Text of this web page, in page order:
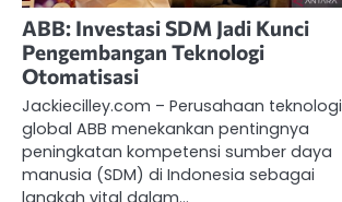
ABB: Investasi SDM Jadi Kunci
Pengembangan Teknologi
Otomatisasi
Jackiecilley.com – Perusahaan teknologi
global ABB menekankan pentingnya
peningkatan kompetensi sumber daya
manusia (SDM) di Indonesia sebagai